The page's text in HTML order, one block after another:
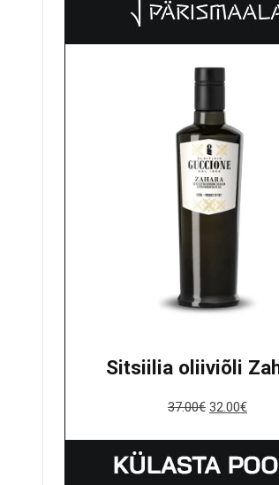
Sitsiilia oliiviõli
37.00€ 32.00€